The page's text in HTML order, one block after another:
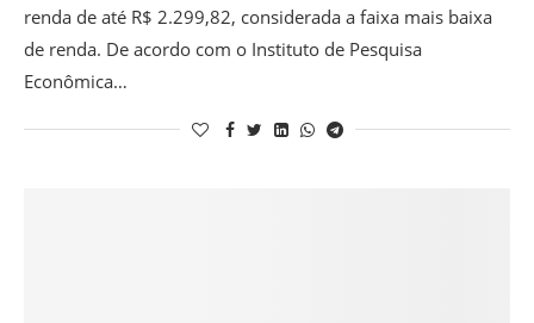
renda de até R$ 2.299,82, considerada a faixa mais baixa
de renda. De acordo com o Instituto de Pesquisa
Econômica…